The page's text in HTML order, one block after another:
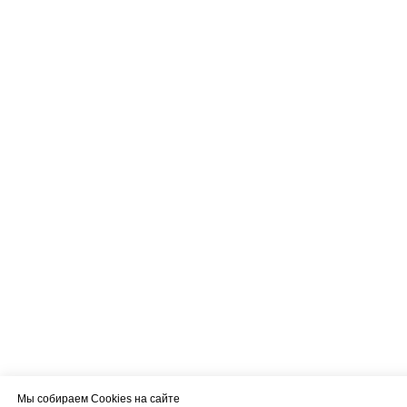
Мы собираем Cookies на сайте